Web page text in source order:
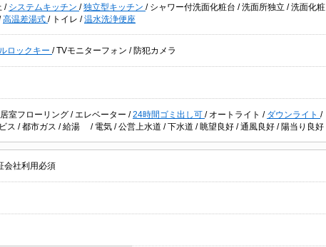
/ システムキッチン /独立型キッチン / シャワー付洗面化粧台 /洗面所独立 /洗面化粧
高温差湯式 / トイレ /温水洗浄便座
ロックキー /TVモニターフォン / 防犯カメラ
室フローリング / エレベーター /24時間ゴミ出し可 / オートライト / ダウンライト /
ス /都市ガス /給湯 / 電気 /公営上水道 /下水道 / 眺望良好 /通風良好 / 陽当り良好
会社利用必須